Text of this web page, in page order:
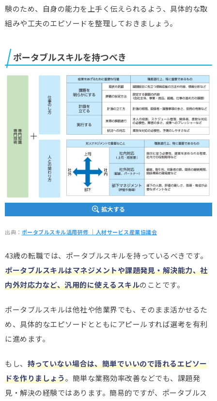
験のため、自身の能力を上手く伝えられるよう、具体的な取
組みや工夫のエピソードを整理しておきましょう。
ポータブルスキルを持つべき
拡大する
出典： ポータブルスキル活用研修 ｜人材サービス産業協議会
43歳の転職では、ポータブルスキルを持っているべきです。
ポータブルスキルはマネジメントや課題発見・解決能力、社
内外対応力など、汎用的に使えるスキルのことです。
ポータブルスキルは他社や他業界でも、そのまま活かせるた
め、具体的なエピソードとともにアピールすれば選考を有利
に進めます。
もし、 持っていない場合は、簡単でいいので語れるエピソー
ドを作りましょう。簡単な業務効率改善などでも、課題発
見・解決の経験ではあります。簡易的ですが、ポータブルス